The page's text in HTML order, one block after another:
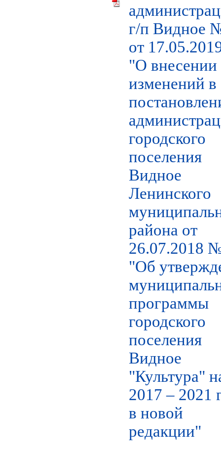
г/п Видное
от
"О внесении
изменений в
городского
поселения
Видное
Ленинского
района от
26.07.2018
"Об
программы
городского
поселения
Видное
"Культура"
2017 – 2021
в новой
редакции"